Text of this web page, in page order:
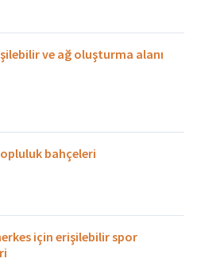
ve ağ oluşturma alanı
bahçeleri
için erişilebilir spor